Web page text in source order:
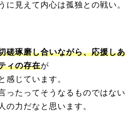
に見えて内心は孤独との戦い。
磋琢磨し合いながら、応援しあ
ィの存在が
感じています。
ったってそうなるものではない
の力だなと思います。